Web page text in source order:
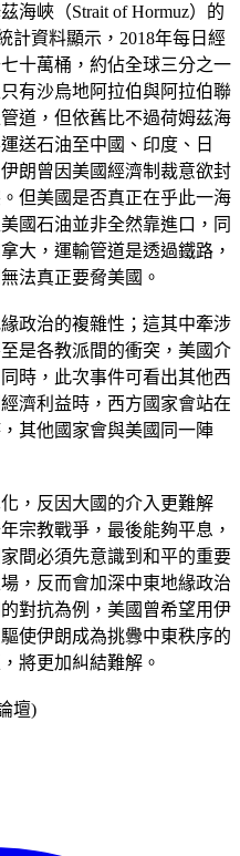
海峽（Strait of Hormuz）的
計資料顯示，2018年每日經
十萬桶，約佔全球三分之一
有沙烏地阿拉伯與阿拉伯聯
道，但依舊比不過荷姆茲海
送石油至中國、印度、日
朗曾因美國經濟制裁意欲封
但美國是否真正在乎此一海
國石油並非全然靠進口，同
大，運輸管道是透過鐵路，
法真正要脅美國。
政治的複雜性；這其中牽涉
是各教派間的衝突，美國介
時，此次事件可看出其他西
濟利益時，西方國家會站在
其他國家會與美國同一陣
，反因大國的介入更難解
宗教戰爭，最後能夠平息，
間必須先意識到和平的重要
，反而會加深中東地緣政治
對抗為例，美國曾希望用伊
使伊朗成為挑釁中東秩序的
將更加糾結難解。
壇)